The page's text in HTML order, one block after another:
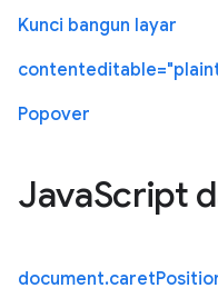
Kunci bangun layar
Popover
JavaScript